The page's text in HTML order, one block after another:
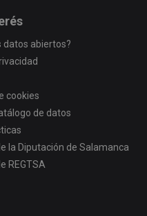
datos abiertos?
cookies
de datos
la Diputación de Salamanca
REGTSA